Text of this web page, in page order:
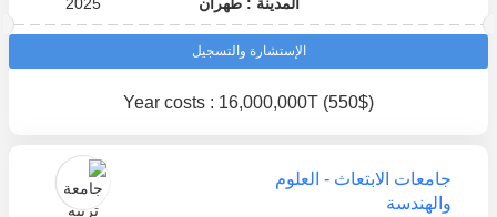
الإستشارة والتسجيل
Year costs : 16,000,000T (550$)
جامعات الابتعاث - العلوم
والهندسة